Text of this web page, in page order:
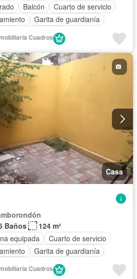
Balcón
Cuarto de servicio
Garita de guardianía
Sin amoblar
Cuadros
Casa
Baños
124 m²
equipada
Cuarto de servicio
Garita de guardianía
Cuadros